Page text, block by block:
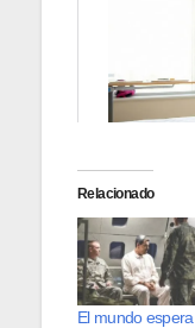
Relacionado
El mundo espera